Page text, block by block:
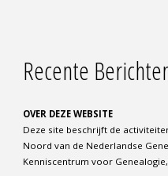
Recente
OVER DEZE WEBSITE
Deze site beschrijft de
Noord van de Nederlandse
Kenniscentrum voor